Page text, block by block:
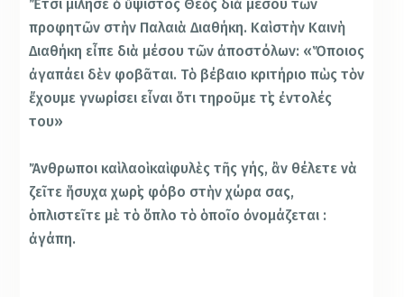
Ἔτσι μίλησε ὁ ὕψιστος Θεὸς διὰ μέσου τῶν
προφητῶν στὴν Παλαιὰ Διαθήκη. Καὶ στὴν Καινὴ
Διαθήκη εἶπε διὰ μέσου τῶν ἀποστόλων: «Ὅποιος
ἀγαπάει δὲν φοβᾶται. Τὸ βέβαιο κριτήριο πὼς τὸν
ἔχουμε γνωρίσει εἶναι ὅτι τηροῦμε τὶς ἐντολές
του»
Ἄνθρωποι καὶ λαοὶ καὶ φυλὲς τῆς γής, ἂν θέλετε νὰ
ζεῖτε ἥσυχα χωρὶς φόβο στὴν χώρα σας,
ὁπλιστεῖτε μὲ τὸ ὅπλο τὸ ὁποῖο ὀνομάζεται :
ἀγάπη.